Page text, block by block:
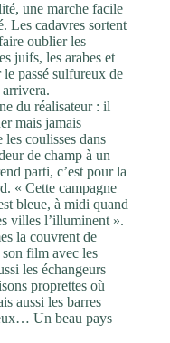
une marche facile
Les cadavres sortent
oublier les
juifs, les arabes et
passé sulfureux de
du réalisateur : il
mais jamais
coulisses dans
de champ à un
parti, c’est pour la
« Cette campagne
bleue, à midi quand
villes l’illuminent ».
la couvrent de
film avec les
les échangeurs
proprettes où
aussi les barres
Un beau pays